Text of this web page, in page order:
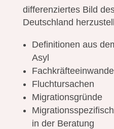
differenziertes Bild
Deutschland
Definitionen aus
Asyl
Fluchtursachen
Migrationsgründe
in der Beratung